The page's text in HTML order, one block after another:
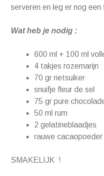
serveren en leg er nog een
Wat heb je nodig :
600 ml + 100 ml
4 takjes rozemarijn
70 gr rietsuiker
snuifje fleur de sel
75 gr pure
50 ml rum
2 gelatineblaadjes
rauwe cacaopoeder
SMAKELIJK !